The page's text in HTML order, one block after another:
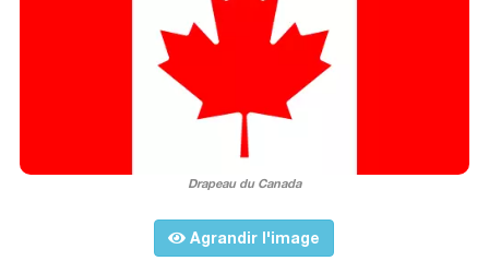
Drapeau du Canada
Agrandir l'image